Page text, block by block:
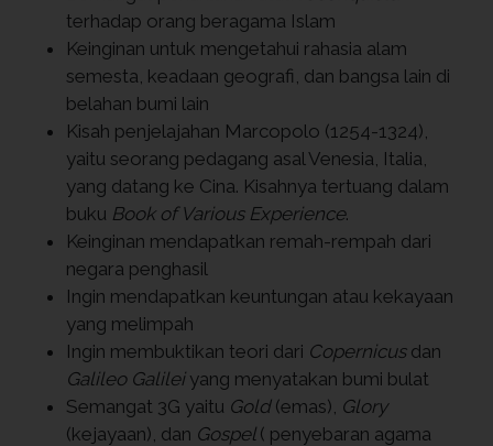
terhadap orang beragama Islam
Keinginan untuk mengetahui rahasia alam
semesta, keadaan geografi, dan bangsa lain di
belahan bumi lain
Kisah penjelajahan Marcopolo (1254-1324),
yaitu seorang pedagang asal Venesia, Italia,
yang datang ke Cina. Kisahnya tertuang dalam
buku Book of Various Experience.
Keinginan mendapatkan remah-rempah dari
negara penghasil
Ingin mendapatkan keuntungan atau kekayaan
yang melimpah
Ingin membuktikan teori dari Copernicus dan
Galileo Galilei yang menyatakan bumi bulat
Semangat 3G yaitu Gold (emas), Glory
(kejayaan), dan Gospel ( penyebaran agama